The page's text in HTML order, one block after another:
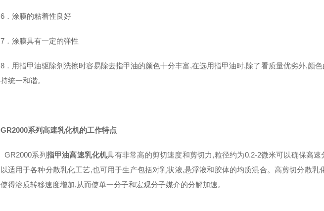
6．涂膜的粘着性良好
7．涂膜具有一定的弹性
8．用指甲油驱除剂洗擦时容易除去指甲油的颜色十分丰富,在选用指甲油时,除了看质量优劣外,颜
持统一和谐。
GR2000系列高速乳化机的工作特点
GR2000系列 指甲油高速乳化机具有非常高的剪切速度和剪切力,粒径约为0.2-2微米可以确保高
以适用于各种分散乳化工艺,也可用于生产包括对乳状液,悬浮液和胶体的均质混合。高剪切分散乳
使得溶质转移速度增加,从而使单一分子和宏观分子媒介的分解加速。